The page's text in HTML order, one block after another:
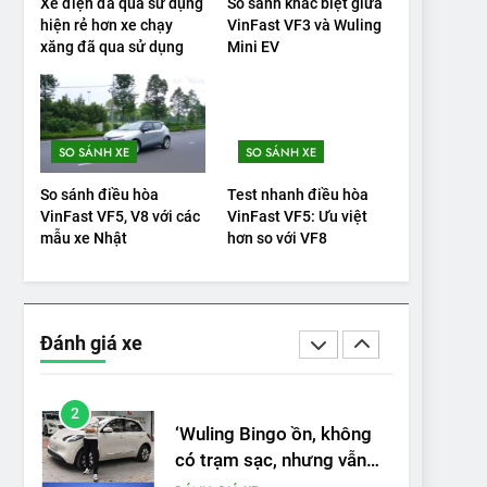
hiện rẻ hơn xe chạy
xăng đã qua sử dụng
VinFast VF3 và Wuling
Mini EV
SO SÁNH XE
So sánh điều hòa
VinFast VF5, V8 với các
mẫu xe Nhật
SO SÁNH XE
Test nhanh điều hòa
VinFast VF5: Ưu việt
hơn so với VF8
Đánh giá xe
20
Đánh giá: Người đam mê
xe điện Hyundai Ioniq 5 N
2025 cho thấy đáng để
chờ đợi
ĐÁNH GIÁ XE
1
Xe tốt nhất để mua năm
2025: Green Car Reports
nêu tên 5 người vào
ĐÁNH GIÁ XE
‘Wuling Bingo ồn, không
có trạm sạc, nhưng vẫn
bán được nếu biết cách’
3
VinFast VF8 chinh phục
Tây Tạng: ‘Tự hào là đoàn